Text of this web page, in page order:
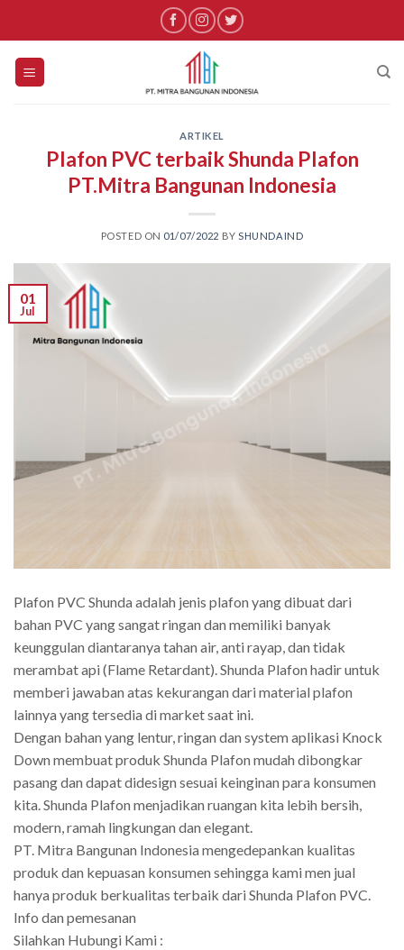
content
ARTIKEL
Plafon PVC terbaik Shunda Plafon
PT.Mitra Bangunan Indonesia
POSTED ON 01/07/2022 BY SHUNDAIND
01
Jul
Plafon PVC Shunda adalah jenis plafon yang dibuat dari
bahan PVC yang sangat ringan dan memiliki banyak
keunggulan diantaranya tahan air, anti rayap, dan tidak
merambat api (Flame Retardant). Shunda Plafon hadir untuk
memberi jawaban atas kekurangan dari material plafon
lainnya yang tersedia di market saat ini.
Dengan bahan yang lentur, ringan dan system aplikasi Knock
Down membuat produk Shunda Plafon mudah dibongkar
pasang dan dapat didesign sesuai keinginan para konsumen
kita. Shunda Plafon menjadikan ruangan kita lebih bersih,
modern, ramah lingkungan dan elegant.
PT. Mitra Bangunan Indonesia mengedepankan kualitas
produk dan kepuasan konsumen sehingga kami men jual
hanya produk berkualitas terbaik dari Shunda Plafon PVC.
Info dan pemesanan
Silahkan Hubungi Kami :